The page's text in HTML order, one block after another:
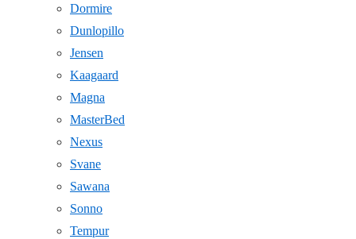
Dormire
Dunlopillo
Jensen
Kaagaard
Magna
MasterBed
Nexus
Svane
Sawana
Sonno
Tempur